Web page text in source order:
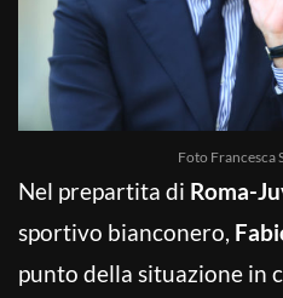
Foto Francesca
Nel prepartita di Roma-
sportivo bianconero,
punto della situazione in